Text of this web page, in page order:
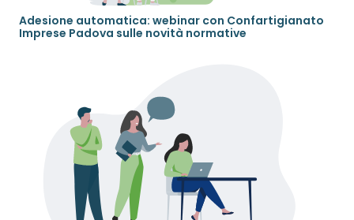
Adesione automatica: webinar con Confartigianato
Imprese Padova sulle novità normative